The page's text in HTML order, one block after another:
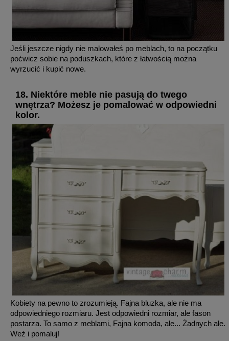
Jeśli jeszcze nigdy nie malowałeś po meblach, to na początku
poćwicz sobie na poduszkach, które z łatwością można
wyrzucić i kupić nowe.
18. Niektóre meble nie pasują do twego
wnętrza? Możesz je pomalować w odpowiedni
kolor.
Kobiety na pewno to zrozumieją. Fajna bluzka, ale nie ma
odpowiedniego rozmiaru. Jest odpowiedni rozmiar, ale fason
postarza. To samo z meblami, Fajna komoda, ale... Żadnych ale.
Weź i pomaluj!